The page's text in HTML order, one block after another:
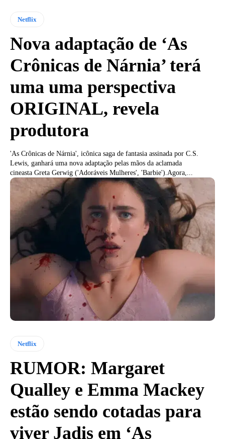
Netflix
Nova adaptação de ‘As
Crônicas de Nárnia’ terá
uma uma perspectiva
ORIGINAL, revela
produtora
'As Crônicas de Nárnia', icônica saga de fantasia assinada por C.S.
Lewis, ganhará uma nova adaptação pelas mãos da aclamada
cineasta Greta Gerwig ('Adoráveis Mulheres', 'Barbie').Agora,...
Netflix
RUMOR: Margaret
Qualley e Emma Mackey
estão sendo cotadas para
viver Jadis em ‘As